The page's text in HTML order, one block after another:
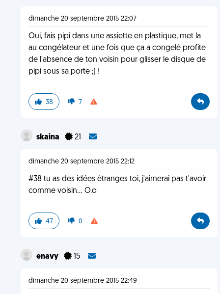
dimanche 20 septembre 2015 22:07
Oui, fais pipi dans une assiette en plastique, met la
au congélateur et une fois que ça a congelé profite
de l'absence de ton voisin pour glisser le disque de
pipi sous sa porte ;) !
38 7
skaina 21
dimanche 20 septembre 2015 22:12
#38 tu as des idées étranges toi, j'aimerai pas t'avoir
comme voisin... O.o
47 0
enavy 15
dimanche 20 septembre 2015 22:49